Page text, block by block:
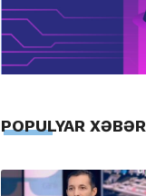
POPULYAR XƏBƏR